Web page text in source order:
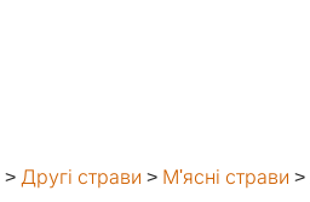
> Другі страви > М'ясні страви >